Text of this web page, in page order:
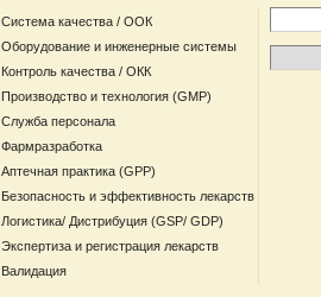
Система качества / ООК
Оборудование и инженерные системы
Контроль качества / ОКК
Производство и технология (GMP)
Служба персонала
Фармразработка
Аптечная практика (GPP)
Безопасность и эффективность лекарств
Логистика/ Дистрибуция (GSP/ GDP)
Экспертиза и регистрация лекарств
Валидация